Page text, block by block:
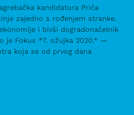
kandidatura Priča
zajedno s rođenjem stranke.
i bivši dogradonačelnik
je Fokus *7. ožujka 2020.* —
koja se od prvog dana